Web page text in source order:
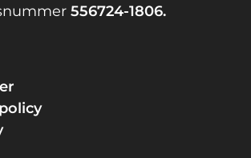
556724-1806.